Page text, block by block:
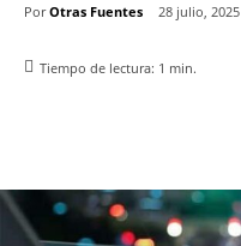
Por Otras Fuentes 28 julio, 2025
Tiempo de lectura: 1 min.